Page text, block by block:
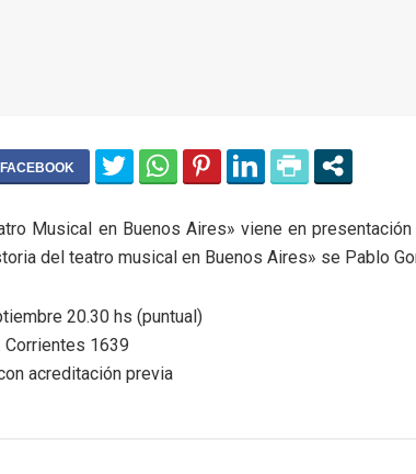
Musical en Buenos Aires» viene en
del teatro musical en Buenos Aires» se Pablo
20.30 hs (puntual)
Corrientes 1639
acreditación previa